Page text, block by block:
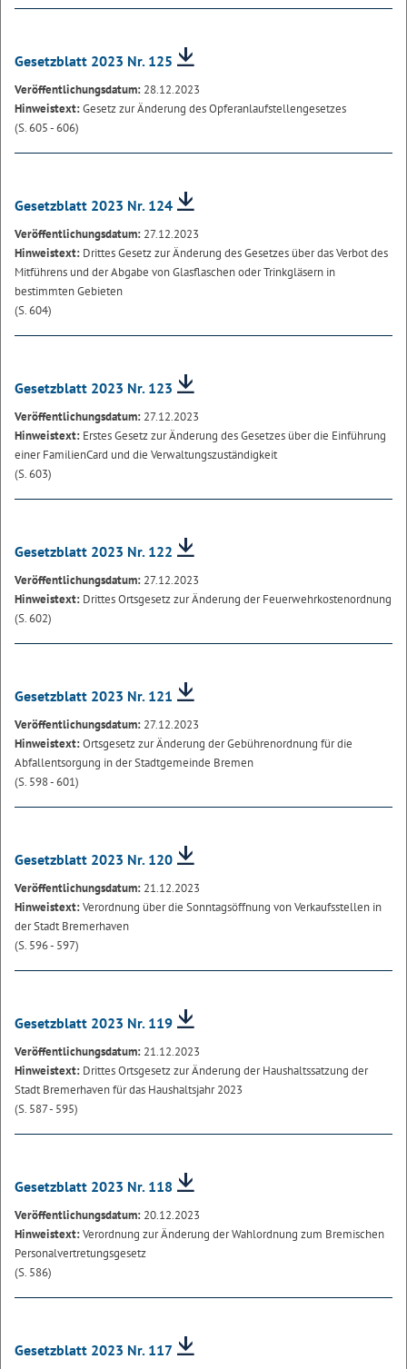
Gesetzblatt 2023 Nr. 125
Veröffentlichungsdatum: 28.12.2023
Hinweistext:Gesetz zur Änderung des Opferanlaufstellengesetzes
(S. 605 - 606)
Gesetzblatt 2023 Nr. 124
Veröffentlichungsdatum: 27.12.2023
Hinweistext: Drittes Gesetz zur Änderung des Gesetzes über das Verbot des
Mitführens und der Abgabe von Glasflaschen oder Trinkgläsern in
bestimmten Gebieten
(S. 604)
Gesetzblatt 2023 Nr. 123
Veröffentlichungsdatum: 27.12.2023
Hinweistext: Erstes Gesetz zur Änderung des Gesetzes über die Einführung
einer FamilienCard und die Verwaltungszuständigkeit
(S. 603)
Gesetzblatt 2023 Nr. 122
Veröffentlichungsdatum: 27.12.2023
Hinweistext: Drittes Ortsgesetz zur Änderung der Feuerwehrkostenordnung
(S. 602)
Gesetzblatt 2023 Nr. 121
Veröffentlichungsdatum: 27.12.2023
Hinweistext:Ortsgesetz zur Änderung der Gebührenordnung für die
Abfallentsorgung in der Stadtgemeinde Bremen
(S. 598 - 601)
Gesetzblatt 2023 Nr. 120
Veröffentlichungsdatum: 21.12.2023
Hinweistext:Verordnung über die Sonntagsöffnung von Verkaufsstellen in
der Stadt Bremerhaven
(S. 596 - 597)
Gesetzblatt 2023 Nr. 119
Veröffentlichungsdatum: 21.12.2023
Hinweistext: Drittes Ortsgesetz zur Änderung der Haushaltssatzung der
Stadt Bremerhaven für das Haushaltsjahr 2023
(S. 587 - 595)
Gesetzblatt 2023 Nr. 118
Veröffentlichungsdatum: 20.12.2023
Hinweistext:Verordnung zur Änderung der Wahlordnung zum Bremischen
Personalvertretungsgesetz
(S. 586)
Gesetzblatt 2023 Nr. 117